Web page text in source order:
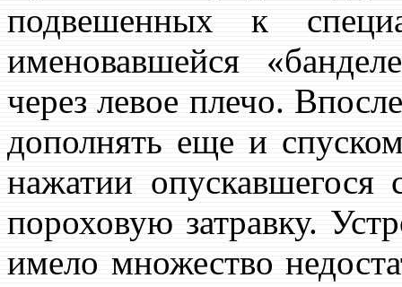
подвешенных к
именовавшейся
через левое плечо.
дополнять еще и
нажатии
пороховую затравку.
имело множество